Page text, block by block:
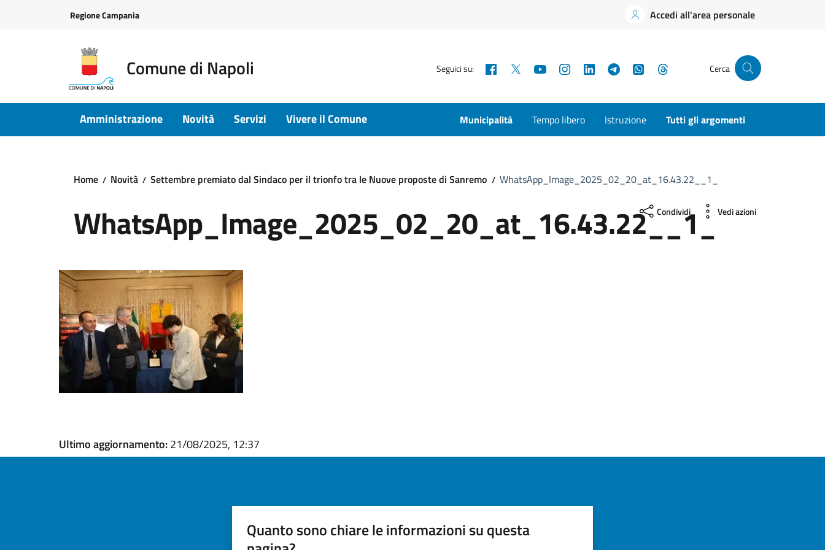
Regione Campania Accedi all'area personale
Comune di Napoli Seguici su: Facebook YouTubeInstagramLinkedInTelegramWhatsApp Cerca
Amministrazione Novità Servizi Vivere il Comune Municipalità Tempo libero Istruzione Tutti gli argomenti
Home Novità Settembre premiato dal Sindaco per il trionfo tra le Nuove proposte di Sanremo WhatsApp_Image_2025_02_20_at_16.43.22__1_
WhatsApp_Image_2025_02_20_at_16.43.22__1_
Condividi Vedi azioni
Ultimo aggiornamento:21/08/2025, 12:37
Quanto sono chiare le informazioni su questa